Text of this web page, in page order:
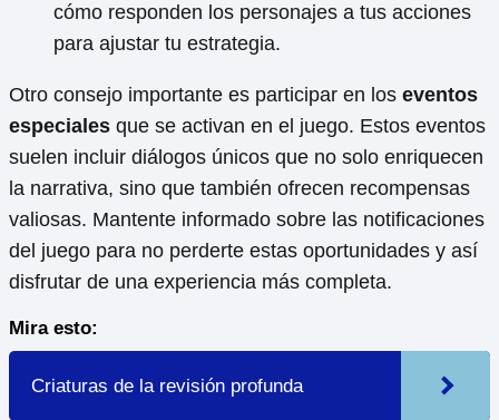
cómo responden los personajes a tus acciones
para ajustar tu estrategia.
Otro consejo importante es participar en los eventos
especiales que se activan en el juego. Estos eventos
suelen incluir diálogos únicos que no solo enriquecen
la narrativa, sino que también ofrecen recompensas
valiosas. Mantente informado sobre las notificaciones
del juego para no perderte estas oportunidades y así
disfrutar de una experiencia más completa.
Mira esto:
Criaturas de la revisión profunda